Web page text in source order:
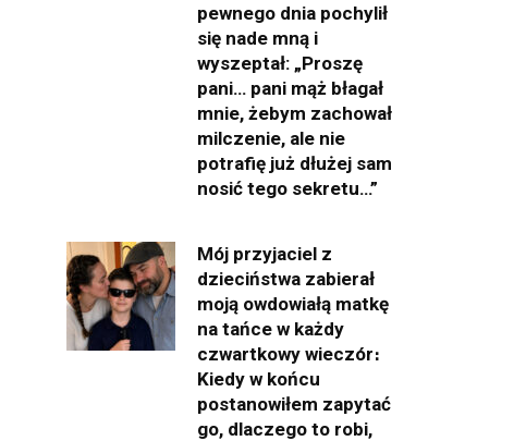
pewnego dnia pochylił
się nade mną i
wyszeptał: „Proszę
pani… pani mąż błagał
mnie, żebym zachował
milczenie, ale nie
potrafię już dłużej sam
nosić tego sekretu…”
Mój przyjaciel z
dzieciństwa zabierał
moją owdowiałą matkę
na tańce w każdy
czwartkowy wieczór։
Kiedy w końcu
postanowiłem zapytać
go, dlaczego to robi,